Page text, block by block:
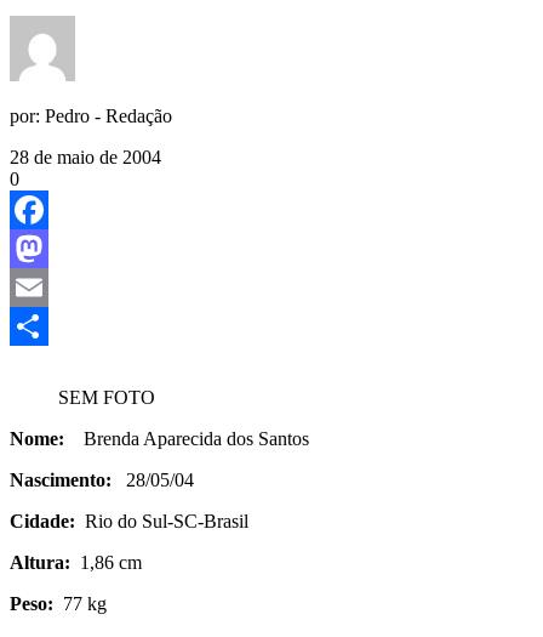
por: Pedro - Redação
28 de maio de 2004
0
Facebook
Mastodon
Email
SEM FOTO
Nome: Brenda Aparecida dos Santos
Nascimento: 28/05/04
Cidade: Rio do Sul-SC-Brasil
Altura: 1,86 cm
Peso: 77 kg